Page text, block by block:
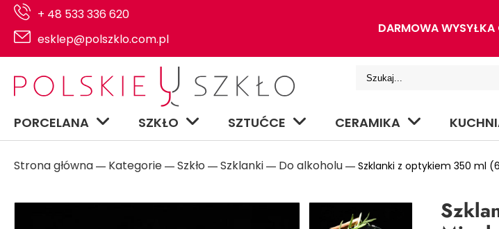
+ 48 533 336 620
esklep@polszklo.com.pl
DARMOWA
PORCELANA SZKŁO SZTUĆCE CERAMIKA
Strona główna ― Kategorie ― Szkło ― Szklanki ― Do alkoholu ― Szklanki z optykiem 350 ml